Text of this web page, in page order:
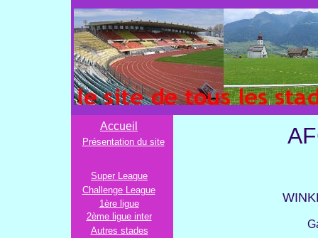
le site de
Accueil
Super League
Challenge League
1ère ligue
2ème ligue inter
Présentation du site
Autres stades